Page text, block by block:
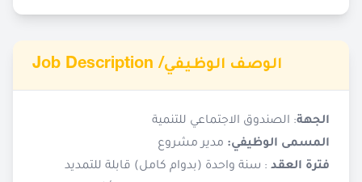
Job Description /الوصف الوظيفي
الجهة: الصندوق الاجتماعي للتنمية
المسمى الوظيفي: مدير مشروع
فترة العقد : سنة واحدة (بدوام كامل) قابلة للتمديد